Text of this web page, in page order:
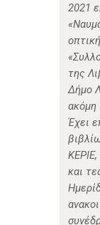
2021
της
Δήμο
ακόμη
Έχει
και